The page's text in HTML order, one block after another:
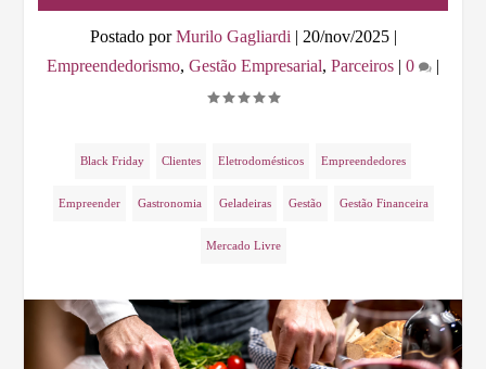
Postado porMurilo Gagliardi | 20/nov/2025|
Empreendedorismo, Gestão Empresarial, Parceiros | 0 |
Black Friday Clientes Eletrodomésticos Empreendedores
Empreender Gastronomia Geladeiras Gestão Gestão Financeira
Mercado Livre